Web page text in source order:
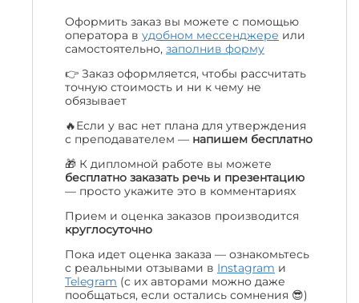
Оформить заказ вы можете с помощью
оператора в удобном мессенджере или
самостоятельно, заполнив форму
👉 Заказ оформляется, чтобы рассчитать
точную стоимость и ни к чему не
обязывает
🔥Если у вас нет плана для утверждения
с преподавателем — напишем бесплатно
🎁 К дипломной работе вы можете
бесплатно заказать речь и презентацию
— просто укажите это в комментариях
Прием и оценка заказов производится
круглосуточно
Пока идет оценка заказа — ознакомьтесь
с реальными отзывами в Instagram и
Telegram (с их авторами можно даже
пообщаться, если остались сомнения 😎)